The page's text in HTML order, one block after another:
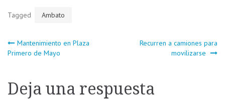
Tagged Ambato
Navegación
entradas
Mantenimiento en Plaza
Primero de Mayo
Recurren a camiones para
movilizarse
Deja una respuesta